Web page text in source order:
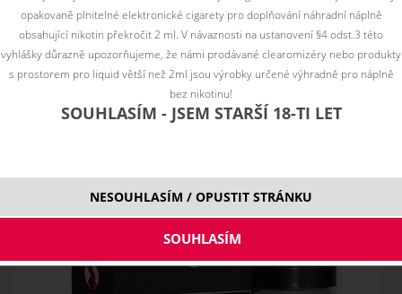
opakovaně plnitelné elektronické cigarety pro doplňování náhradní náplně
obsahující nikotin překročit 2 ml. V návaznosti na ustanovení §4 odst.3 této
vyhlášky důrazně upozorňujeme, že námi prodávané clearomizéry nebo produkty
s prostorem pro liquid větší než 2ml jsou výrobky určené výhradně pro náplně
bez nikotinu!
SOUHLASÍM - JSEM STARŠÍ 18-TI LET
NESOUHLASÍM / OPUSTIT STRÁNKU